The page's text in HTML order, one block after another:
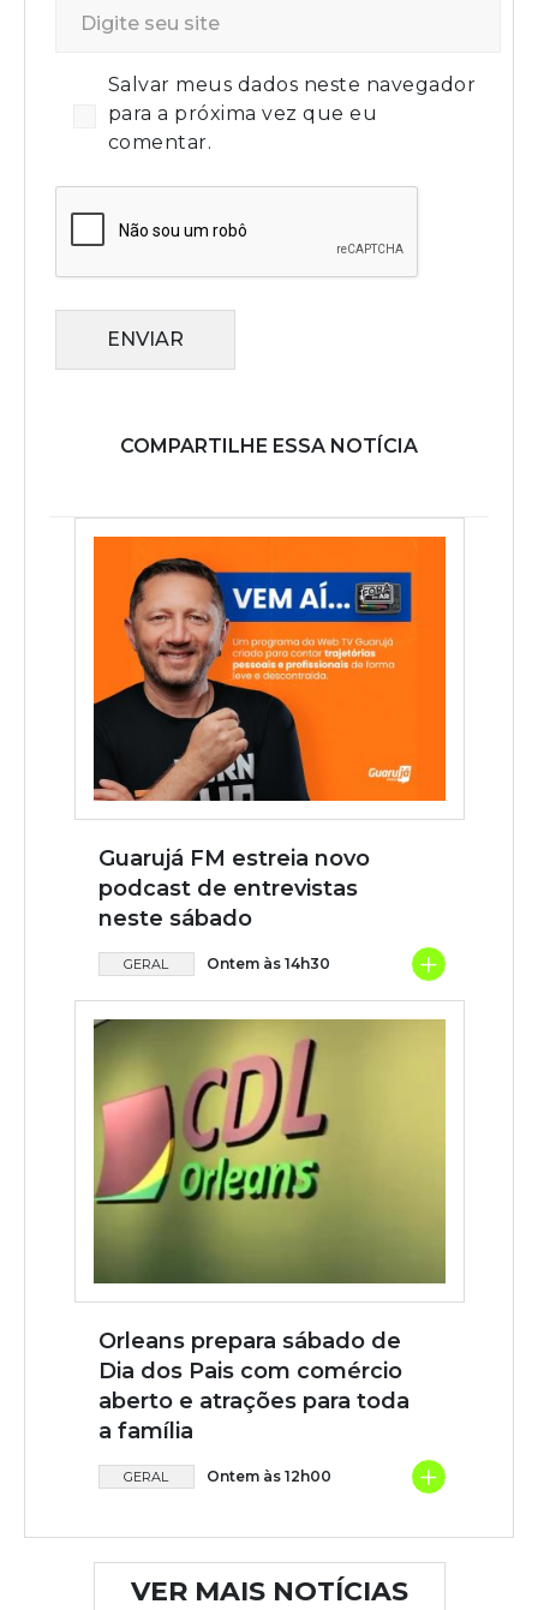
Salvar meus dados neste navegador
para a próxima vez que eu
comentar.
ENVIAR
COMPARTILHE ESSA NOTÍCIA
Guarujá FM estreia novo
podcast de entrevistas
neste sábado
GERAL Ontem às 14h30 +
Orleans prepara sábado de
Dia dos Pais com comércio
aberto e atrações para toda
a família
GERAL Ontem às 12h00 +
VER MAIS NOTÍCIAS